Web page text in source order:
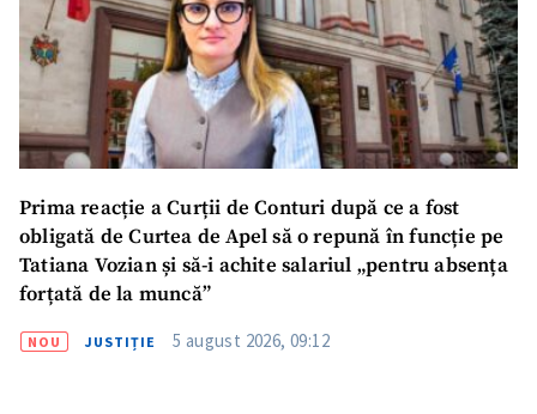
SUSȚINE
Prima reacție a Curții de Conturi după ce a fost
obligată de Curtea de Apel să o repună în funcție pe
Tatiana Vozian și să-i achite salariul „pentru absența
forțată de la muncă”
NOU JUSTIȚIE 5 august 2026, 09:12